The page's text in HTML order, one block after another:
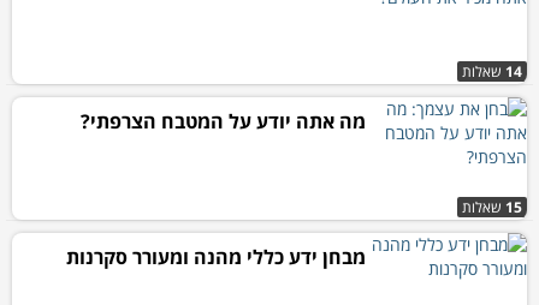
14 שאלות
15 שאלות
מה אתה יודע על המטבח הצרפתי?
מבחן ידע כללי מהנה ומעורר סקרנות